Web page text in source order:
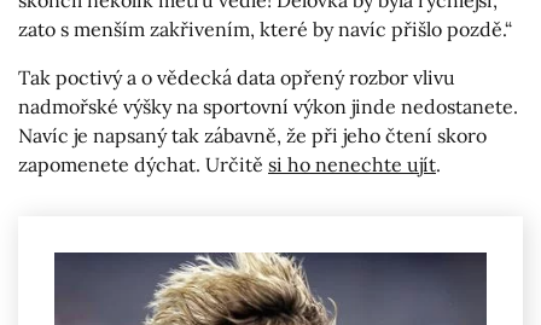
zato s menším zakřivením, které by navíc přišlo pozdě.“
Tak poctivý a o vědecká data opřený rozbor vlivu
nadmořské výšky na sportovní výkon jinde nedostanete.
Navíc je napsaný tak zábavně, že při jeho čtení skoro
zapomenete dýchat. Určitě si ho nenechte ujít.